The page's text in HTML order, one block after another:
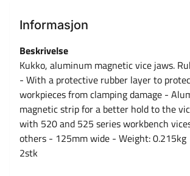
Informasjon
Beskrivelse
Kukko, aluminum magnetic vice jaws.
- With a protective rubber layer to
workpieces from clamping damage -
magnetic strip for a better hold to the
with 520 and 525 series workbench
others - 125mm wide - Weight: 0.215kg
2stk